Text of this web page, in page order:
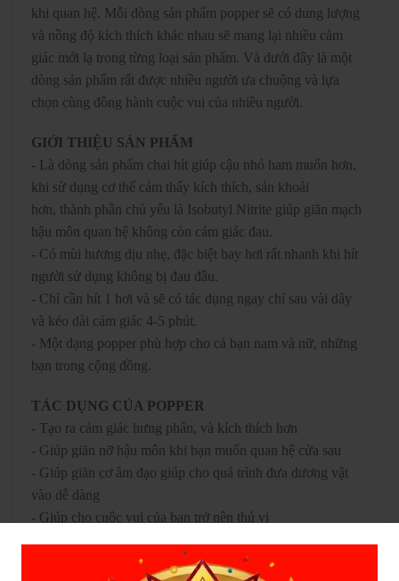
khi quan hệ. Mỗi dòng sản phẩm popper sẽ có dung lượng
và nồng độ kích thích khác nhau sẽ mang lại nhiều cảm
giác mới lạ trong từng loại sản phẩm. Và dưới đây là một
dòng sản phẩm rất được nhiều người ưa chuộng và lựa
chọn cùng đồng hành cuộc vui của nhiều người.
GIỚI THIỆU SẢN PHẨM
- Là dòng sản phẩm chai hít giúp cậu nhỏ ham muốn hơn,
khi sử dụng cơ thể cảm thấy kích thích, sản khoái
hơn, thành phần chủ yếu là Isobutyl Nitrite giúp giãn mạch
hậu môn quan hệ không còn cảm giác đau.
- Có mùi hương dịu nhẹ, đặc biệt bay hơi rất nhanh khi hít
người sử dụng không bị đau đầu.
- Chỉ cần hít 1 hơi và sẽ có tác dụng ngay chỉ sau vài dây
và kéo dài cảm giác 4-5 phút.
- Một dạng popper phù hợp cho cả bạn nam và nữ, những
bạn trong cộng đồng.
TÁC DỤNG CỦA POPPER
- Tạo ra cảm giác hưng phấn, và kích thích hơn
- Giúp giãn nỡ hậu môn khi bạn muốn quan hệ cửa sau
- Giúp giãn cơ âm đạo giúp cho quá trình đưa dương vật
vào dễ dàng
- Giúp cho cuộc vui của bạn trở nên thú vị
CÁCH SỬ DỤNG POPPER